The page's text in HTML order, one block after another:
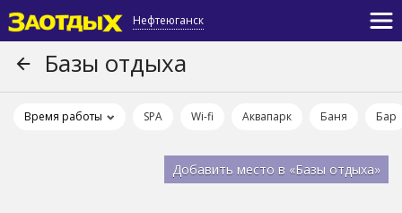
Нефтеюганск
Базы отдыха
Время работы SPA Wi-fi Аквапарк Баня Бар
Добавить место в «Базы отдыха»